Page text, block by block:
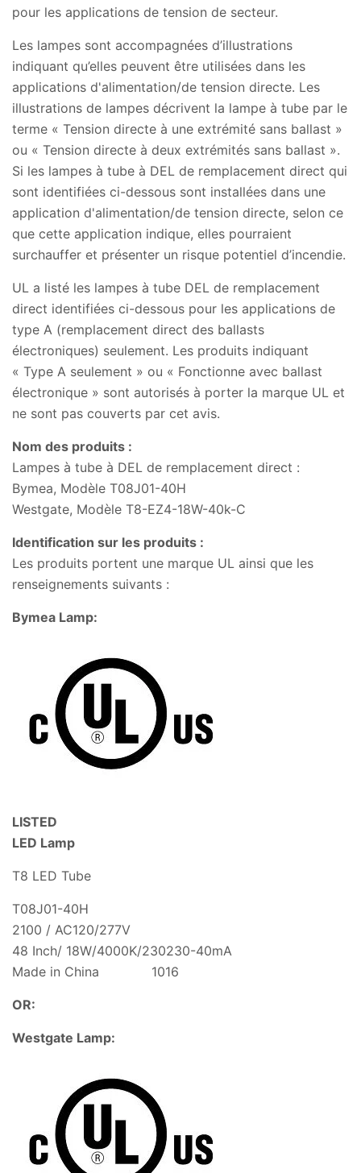
pour les applications de tension de secteur.
Les lampes sont accompagnées d’illustrations
indiquant qu’elles peuvent être utilisées dans les
applications d'alimentation/de tension directe. Les
illustrations de lampes décrivent la lampe à tube par le
terme « Tension directe à une extrémité sans ballast »
ou « Tension directe à deux extrémités sans ballast ».
Si les lampes à tube à DEL de remplacement direct qui
sont identifiées ci-dessous sont installées dans une
application d'alimentation/de tension directe, selon ce
que cette application indique, elles pourraient
surchauffer et présenter un risque potentiel d’incendie.
UL a listé les lampes à tube DEL de remplacement
direct identifiées ci-dessous pour les applications de
type A (remplacement direct des ballasts
électroniques) seulement. Les produits indiquant
« Type A seulement » ou « Fonctionne avec ballast
électronique » sont autorisés à porter la marque UL et
ne sont pas couverts par cet avis.
Nom des produits :
Lampes à tube à DEL de remplacement direct :
Bymea, Modèle T08J01-40H
Westgate, Modèle T8-EZ4-18W-40k-C
Identification sur les produits :
Les produits portent une marque UL ainsi que les
renseignements suivants :
Bymea Lamp:
LISTED
LED Lamp
T8 LED Tube
T08J01-40H
2100 / AC120/277V
48 Inch/ 18W/4000K/230230-40mA
Made in China 1016
OR:
Westgate Lamp: